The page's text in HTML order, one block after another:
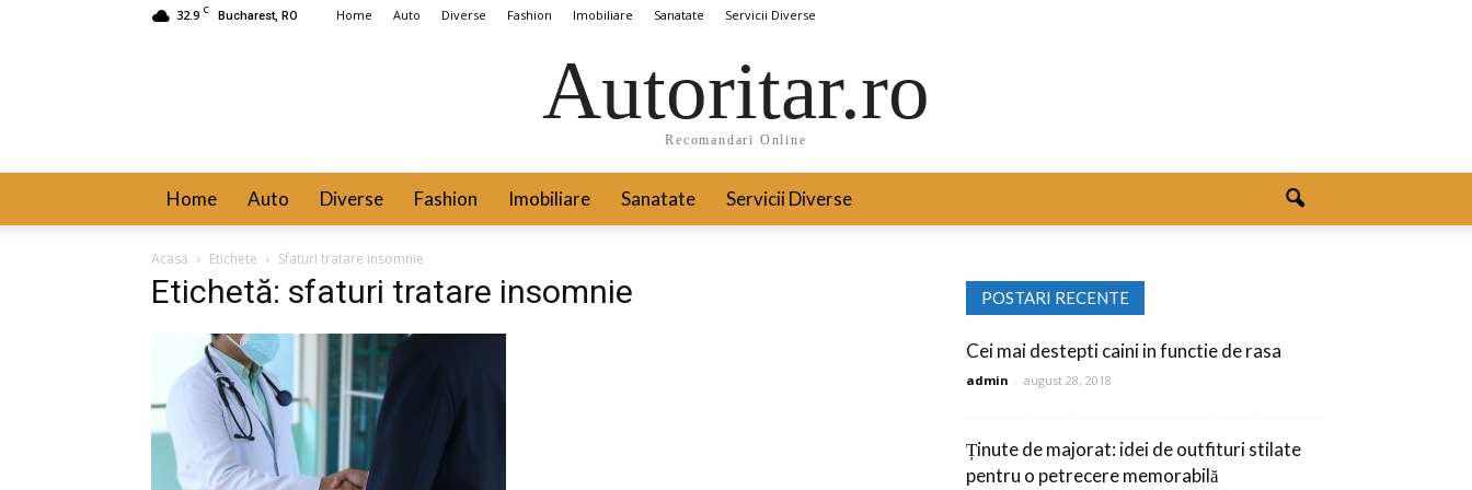
32.9 C Bucharest, RO Home Auto Diverse Fashion Imobiliare Sanatate Servicii Diverse
Autoritar.ro
Recomandari Online
Home Auto Diverse Fashion Imobiliare Sanatate Servicii Diverse
Acasă Etichete Sfaturi tratare insomnie
Etichetă: sfaturi tratare insomnie POSTARI RECENTE
Cei mai destepti caini in functie de rasa
admin - august 28, 2018
Ținute de majorat: idei de outfituri stilate
pentru o petrecere memorabilă